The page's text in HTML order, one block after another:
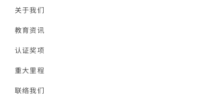
关于我们
教育资讯
认证奖项
重大里程
联络我们